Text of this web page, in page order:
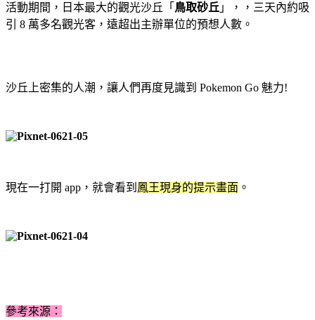
活動期間，日本最大的觀光沙丘「 鳥取砂丘 」，，三天內約吸
引 8 萬多名觀光客，遠超出主辦單位的預想人數。
沙丘上密集的人潮，讓人們再度見識到 Pokemon Go 魅力!
現在一打開 app，就會看到 鳳王現身的提示畫面 。
參考來源：